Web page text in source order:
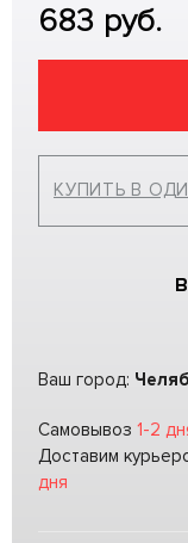
683 руб.
КУПИТЬ В
Ваш город:
Самовывоз 1-2
Доставим
дня